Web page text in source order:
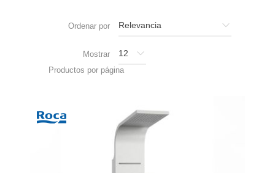
Ordenar por
Mostrar
Productos por página